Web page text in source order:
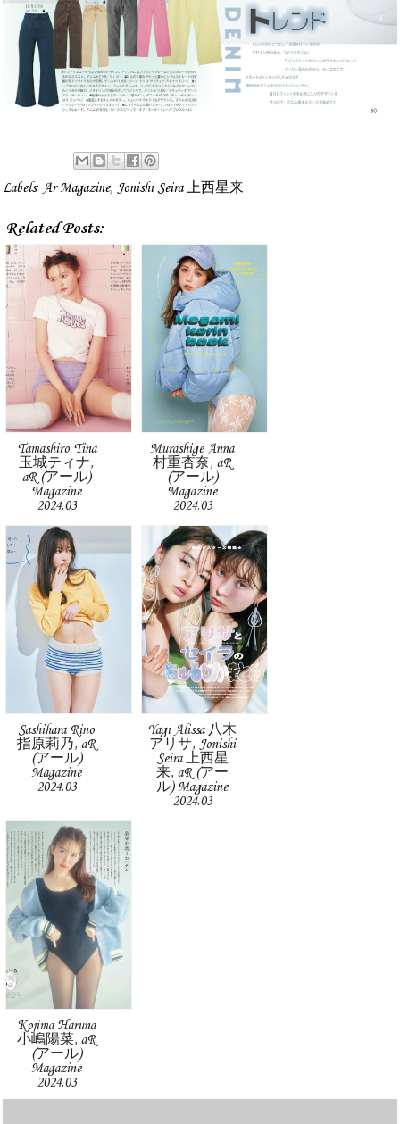
Labels: Ar Magazine, Jonishi Seira 上西星来
Related Posts:
Tamashiro Tina
玉城ティナ,
aR (アール)
Magazine
2024.03
Murashige Anna
村重杏奈, aR
(アール)
Magazine
2024.03
Sashihara Rino
指原莉乃, aR
(アール)
Magazine
2024.03
Yagi Alissa 八木
アリサ, Jonishi
Seira 上西星
来, aR (アー
ル) Magazine
2024.03
Kojima Haruna
小嶋陽菜, aR
(アール)
Magazine
2024.03